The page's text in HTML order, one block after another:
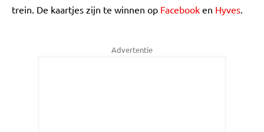
trein. De kaartjes zijn te winnen op Facebook en Hyves.
Advertentie